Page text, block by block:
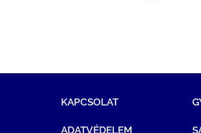
KAPCSOLAT
ADATVÉDELEM